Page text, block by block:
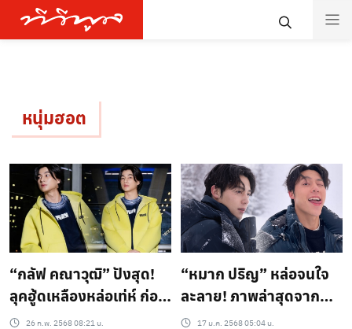
หนุ่มฮอต
“กลัฟ คณาวุฒิ” ปังสุด!
ลุคฮู้ดเหลืองหล่อเท่ห์ ก่อน
แฟชั่นวีคระดับโลก
26 ก.พ. 2568 08:21 น.
“หมาก ปริญ” หล่อจนใจ
ละลาย! ภาพล่าสุดจาก
ญี่ปุ่นทำแฟนคลับใจสั่น
17 ม.ค. 2568 05:04 น.